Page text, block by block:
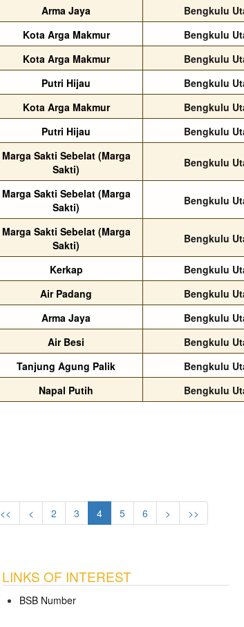
Arma Jaya Bengkulu
Kota Arga Makmur Bengkulu
Kota Arga Makmur Bengkulu
Putri Hijau Bengkulu
Kota Arga Makmur Bengkulu
Putri Hijau Bengkulu
Marga Sakti Sebelat (Marga
Sakti)
Bengkulu
Marga Sakti Sebelat (Marga
Sakti)
Bengkulu
Marga Sakti Sebelat (Marga
Sakti)
Bengkulu
Kerkap Bengkulu
Air Padang Bengkulu
Arma Jaya Bengkulu
Air Besi Bengkulu
Tanjung Agung Palik Bengkulu
Napal Putih Bengkulu
<<
< 2 3 4 5 6 > >>
LINKS OF INTEREST
BSB Number